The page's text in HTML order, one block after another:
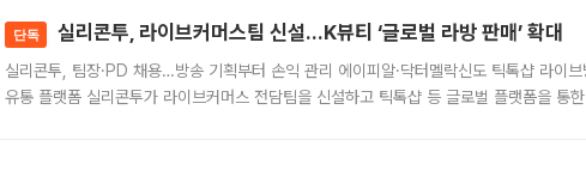
단독 실리콘투, 라이브커머스팀 신설…K뷰티 ‘글로벌 라방 판매’ 확대
실리콘투, 팀장·PD 채용…방송 기획부터 손익 관리 에이피알·닥터멜락신도 틱톡샵 라이
유통 플랫폼 실리콘투가 라이브커머스 전담팀을 신설하고 틱톡샵 등 글로벌 플랫폼을 통